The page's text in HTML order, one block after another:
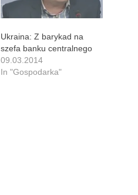
Ukraina: Z barykad na
szefa banku centralnego
09.03.2014
In "Gospodarka"